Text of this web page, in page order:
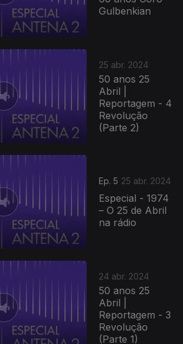
Gulbenkian
25 abr. 2024
50 anos 25
Abril |
Reportagem - 4
Revolução
(Parte 2)
Ep. 5 25 abr. 2024
Especial - 1974
– O 25 de Abril
na rádio
24 abr. 2024
50 anos 25
Abril |
Reportagem - 3
Revolução
(Parte 1)